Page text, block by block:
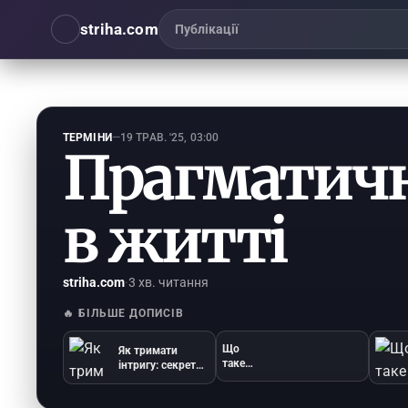
striha.com Публікації
ТЕРМІНИ —19 ТРАВ. '25, 03:00
в житті
striha.com·3 хв. читання
🔥 БІЛЬШЕ ДОПИСІВ
Як тримати
інтригу: секрети
Що
таке
ентузіаз